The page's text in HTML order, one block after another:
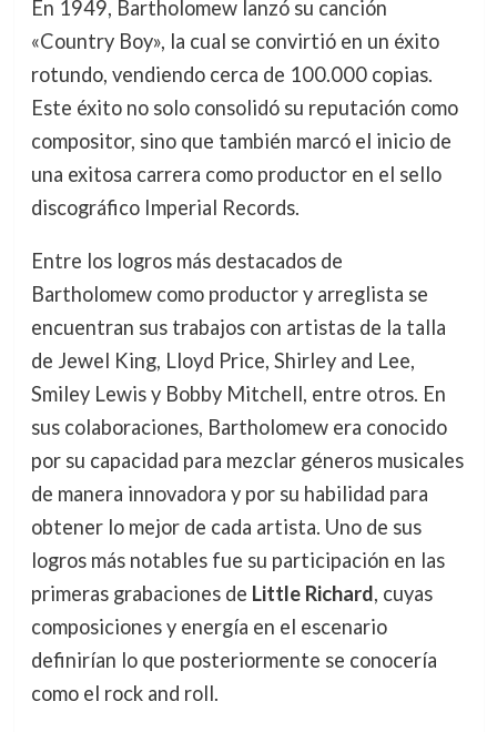
En 1949, Bartholomew lanzó su canción
«Country Boy», la cual se convirtió en un éxito
rotundo, vendiendo cerca de 100.000 copias.
Este éxito no solo consolidó su reputación como
compositor, sino que también marcó el inicio de
una exitosa carrera como productor en el sello
discográfico Imperial Records.
Entre los logros más destacados de
Bartholomew como productor y arreglista se
encuentran sus trabajos con artistas de la talla
de Jewel King, Lloyd Price, Shirley and Lee,
Smiley Lewis y Bobby Mitchell, entre otros. En
sus colaboraciones, Bartholomew era conocido
por su capacidad para mezclar géneros musicales
de manera innovadora y por su habilidad para
obtener lo mejor de cada artista. Uno de sus
logros más notables fue su participación en las
primeras grabaciones de Little Richard, cuyas
composiciones y energía en el escenario
definirían lo que posteriormente se conocería
como el rock and roll.